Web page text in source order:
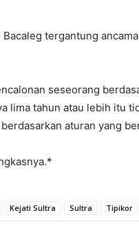
tergantung
seseorang
lima tahun atau lebih itu
aturan yang
Kejati Sultra Sultra Tipikor